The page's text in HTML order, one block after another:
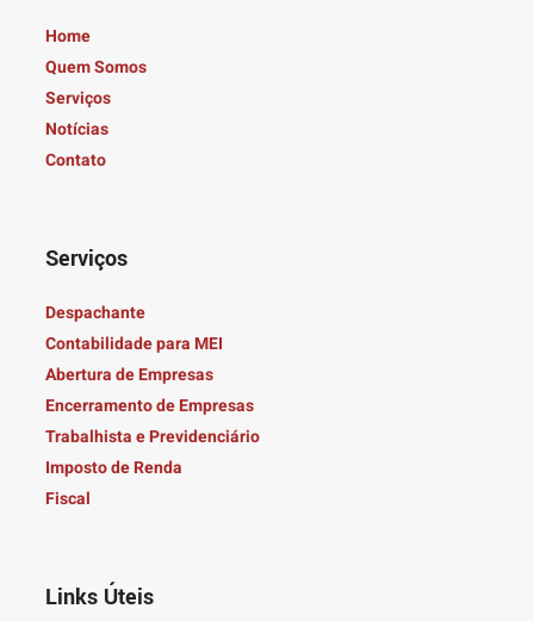
Home
Quem Somos
Serviços
Notícias
Contato
Serviços
Despachante
Contabilidade para MEI
Abertura de Empresas
Encerramento de Empresas
Trabalhista e Previdenciário
Imposto de Renda
Fiscal
Links Úteis